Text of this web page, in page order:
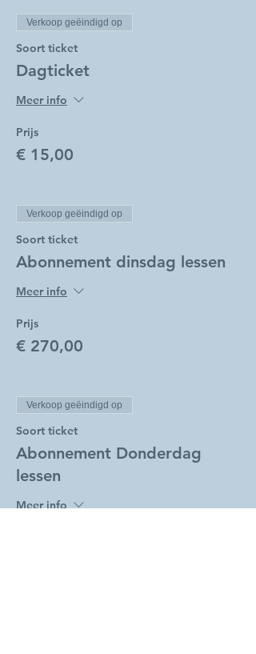
Verkoop geëindigd op
Soort ticket
Dagticket
Meer info
Prijs
€ 15,00
Verkoop geëindigd op
Soort ticket
Abonnement dinsdag lessen
Meer info
Prijs
€ 270,00
Verkoop geëindigd op
Soort ticket
Abonnement Donderdag
lessen
Meer info